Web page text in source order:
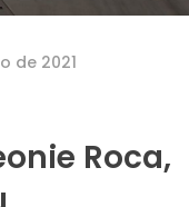
de 2021
Roca,